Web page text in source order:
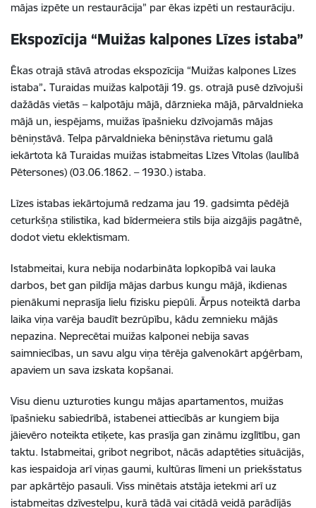
mājas izpēte un restaurācija” par ēkas izpēti un restaurāciju.
Ekspozīcija “Muižas kalpones Līzes istaba”
Ēkas otrajā stāvā atrodas ekspozīcija “Muižas kalpones Līzes
istaba”. Turaidas muižas kalpotāji 19. gs. otrajā pusē dzīvojuši
dažādās vietās – kalpotāju mājā, dārznieka mājā, pārvaldnieka
mājā un, iespējams, muižas īpašnieku dzīvojamās mājas
bēniņstāvā. Telpa pārvaldnieka bēniņstāva rietumu galā
iekārtota kā Turaidas muižas istabmeitas Līzes Vītolas (laulībā
Pētersones) (03.06.1862. – 1930.) istaba.
Līzes istabas iekārtojumā redzama jau 19. gadsimta pēdējā
ceturkšņa stilistika, kad bīdermeiera stils bija aizgājis pagātnē,
dodot vietu eklektismam.
Istabmeitai, kura nebija nodarbināta lopkopībā vai lauka
darbos, bet gan pildīja mājas darbus kungu mājā, ikdienas
pienākumi neprasīja lielu fizisku piepūli. Ārpus noteiktā darba
laika viņa varēja baudīt bezrūpību, kādu zemnieku mājās
nepazina. Neprecētai muižas kalponei nebija savas
saimniecības, un savu algu viņa tērēja galvenokārt apģērbam,
apaviem un sava izskata kopšanai.
Visu dienu uzturoties kungu mājas apartamentos, muižas
īpašnieku sabiedrībā, istabenei attiecībās ar kungiem bija
jāievēro noteikta etiķete, kas prasīja gan zināmu izglītību, gan
taktu. Istabmeitai, gribot negribot, nācās adaptēties situācijās,
kas iespaidoja arī viņas gaumi, kultūras līmeni un priekšstatus
par apkārtējo pasauli. Viss minētais atstāja ietekmi arī uz
istabmeitas dzīvestelpu, kurā tādā vai citādā veidā parādījās